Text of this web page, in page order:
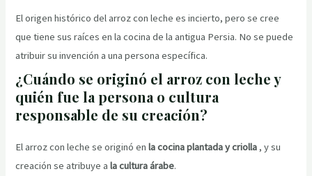
El origen histórico del arroz con leche es incierto, pero se cree
que tiene sus raíces en la cocina de la antigua Persia. No se puede
atribuir su invención a una persona específica.
¿Cuándo se originó el arroz con leche y
quién fue la persona o cultura
responsable de su creación?
El arroz con leche se originó enla cocina plantada y criolla , y su
creación se atribuye ala cultura árabe.